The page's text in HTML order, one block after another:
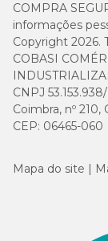
COMPRA
informações
Copyright 2026.
COBASI
CNPJ
Coimbra, nº
CEP: 06465-060
Mapa do site